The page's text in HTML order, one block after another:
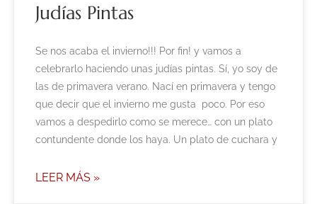
Judías Pintas
Se nos acaba el invierno!!! Por fin! y vamos a
celebrarlo haciendo unas judías pintas. Sí, yo soy de
las de primavera verano. Nací en primavera y tengo
que decir que el invierno me gusta poco. Por eso
vamos a despedirlo como se merece… con un plato
contundente donde los haya. Un plato de cuchara y
LEER MÁS »